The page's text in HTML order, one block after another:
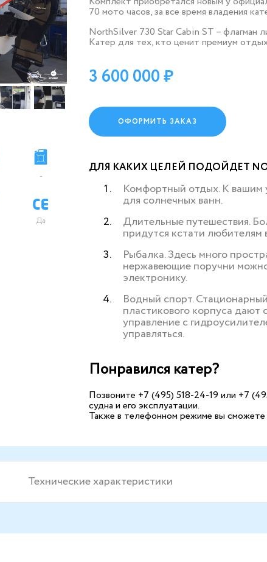
-
Да
70 мото часов, за все время владения
NorthSilver 730 Star Cabin ST – флагман
Катер для тех, кто ценит премиум
3 600 000
ОФОРМИТЬ ЗАКАЗ
ДЛЯ КАКИХ ЦЕЛЕЙ ПОДОЙДЕТ
Комфортный отдых. К вашим
для солнечных ванн.
Длительные путешествия.
придутся кстати любителям
Рыбалка. Здесь много
нержавеющие поручни
электронику.
Водный спорт.
пластикового корпуса
управление с
управляться.
Понравился катер?
Позвоните +7 (495) 518-24-19 или +7
судна и его эксплуатации.
Также в телефонном режиме вы сможете
Технические характеристики